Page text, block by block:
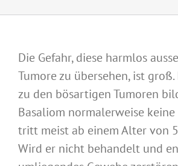
Die Gefahr, diese harmlos
Tumore zu übersehen, ist groß.
zu den bösartigen Tumoren
Basaliom normalerweise keine
tritt meist ab einem Alter von
Wird er nicht behandelt und